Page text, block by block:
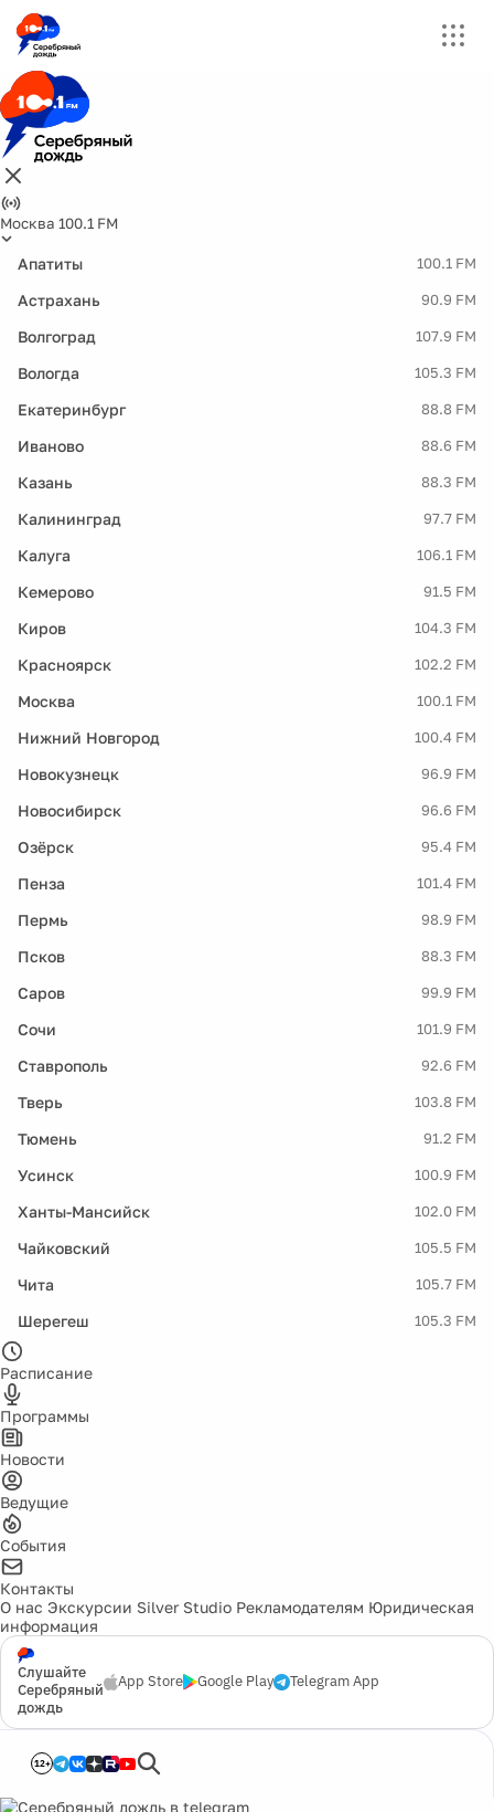
Москва 100.1 FM
Апатиты 100.1 FM
Астрахань 90.9 FM
Волгоград 107.9 FM
Вологда 105.3 FM
Екатеринбург 88.8 FM
Иваново 88.6 FM
Казань 88.3 FM
Калининград 97.7 FM
Калуга 106.1 FM
Кемерово 91.5 FM
Киров 104.3 FM
Красноярск 102.2 FM
Москва 100.1 FM
Нижний Новгород 100.4 FM
Новокузнецк 96.9 FM
Новосибирск 96.6 FM
Озёрск 95.4 FM
Пенза 101.4 FM
Пермь 98.9 FM
Псков 88.3 FM
Саров 99.9 FM
Сочи 101.9 FM
Ставрополь 92.6 FM
Тверь 103.8 FM
Тюмень 91.2 FM
Усинск 100.9 FM
Ханты-Мансийск 102.0 FM
Чайковский 105.5 FM
Чита 105.7 FM
Шерегеш 105.3 FM
Расписание
Программы
Новости
Ведущие
События
Контакты
О нас Экскурсии Silver Studio Рекламодателям Юридическая
информация
Слушайте
Серебряный
дождь
App Store Google Play Telegram App
12+